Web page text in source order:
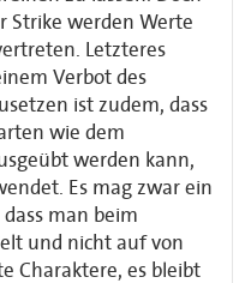
Strike werden Werte
Letzteres
Verbot des
ist zudem, dass
wie dem
werden kann,
Es mag zwar ein
man beim
und nicht auf von
Charaktere, es bleibt